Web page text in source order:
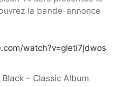
la bande-annonce
watch?v=gleti7jdwos
– Classic Album